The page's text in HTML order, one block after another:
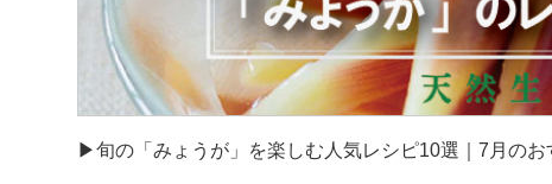
▶旬の「みょうが」を楽しむ人気レシピ10選｜7月のお